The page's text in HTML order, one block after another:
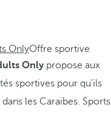
OnlyOffre sportive
Onlypropose aux
sportives pour qu'ils
les Caraïbes. Sports